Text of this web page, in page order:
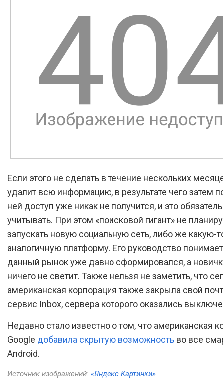
Если этого не сделать в течение нескольких
удалит всю информацию, в результате чего затем
ней доступ уже никак не получится, и это
учитывать. При этом «поисковой гигант» не
запускать новую социальную сеть, либо же какую-
аналогичную платформу. Его руководство
данный рынок уже давно сформировался, а
ничего не светит. Также нельзя не заметить, что
американская корпорация также закрыла свой
сервис Inbox, сервера которого оказались
Недавно стало известно о том, что американская
Google добавила скрытую возможность во все
Android.
Источник изображений: «Яндекс Картинки»